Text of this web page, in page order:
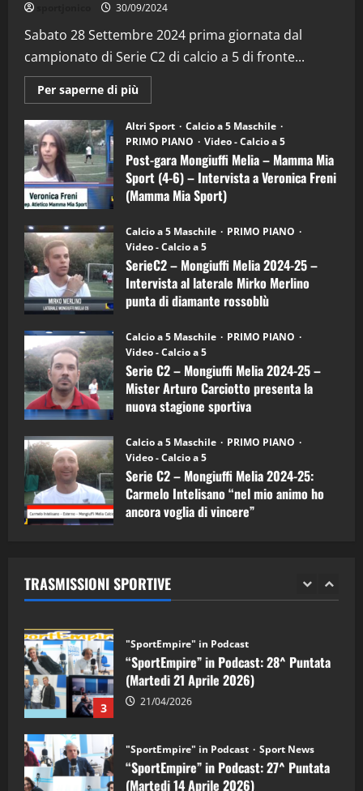
30/09/2024
Sabato 28 Settembre 2024 prima giornata dal
campionato di Serie C2 di calcio a 5 di fronte...
Per saperne di più
informazioni
Post-
gara
Mongiuffi
Melia
–
Mamma
Mia
Sport
6)
–
Intervista
a
mister
Arturo
Carciotto
(Mongiuffi
Altri Sport
Calcio a 5 Maschile
PRIMO PIANO
Video - Calcio a 5
Post-gara Mongiuffi Melia – Mamma Mia
Sport (4-6) – Intervista a Veronica Freni
(Mamma Mia Sport)
Calcio a 5 Maschile
PRIMO PIANO
Video - Calcio a 5
SerieC2 – Mongiuffi Melia 2024-25 –
Intervista al laterale Mirko Merlino
punta di diamante rossoblù
Calcio a 5 Maschile
PRIMO PIANO
Video - Calcio a 5
Serie C2 – Mongiuffi Melia 2024-25 –
Mister Arturo Carciotto presenta la
nuova stagione sportiva
Calcio a 5 Maschile
PRIMO PIANO
Video - Calcio a 5
Serie C2 – Mongiuffi Melia 2024-25:
Carmelo Intelisano “nel mio animo ho
ancora voglia di vincere”
TRASMISSIONI SPORTIVE
2
“SportEmpire” in Podcast: 29^ Puntata
(Martedi 28 Aprile 2026)
28/04/2026
3
"SportEmpire" in Podcast
“SportEmpire” in Podcast: 28^ Puntata
(Martedi 21 Aprile 2026)
21/04/2026
4
“SportEmpire” in Podcast: 27^ Puntata
(Martedi 14 Aprile 2026)
15/04/2026
5
“SportEmpire” in Podcast: 26^ Puntata
(Martedi 07 Aprile 2026)
08/04/2026
1
“SportEmpire” in Podcast: 30^ Puntata
(Martedi 05 Maggio 2026)
08/05/2026
2 28/04/2026
3
“SportEmpire” in Podcast: 28^ Puntata
(Martedi 21 Aprile 2026)
21/04/2026
“SportEmpire” in Podcast: 27^ Puntata
(Martedi 14 Aprile 2026)